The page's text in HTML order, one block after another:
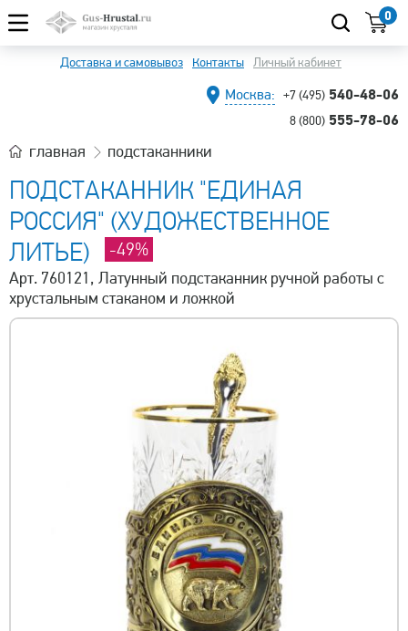
0
Доставка и самовывоз Контакты Личный кабинет
Москва: +7 (495) 540-48-06
8 (800) 555-78-06
главная подстаканники
ПОДСТАКАННИК "ЕДИНАЯ
РОССИЯ" (ХУДОЖЕСТВЕННОЕ
ЛИТЬЕ)
-49%
Арт. 760121, Латунный подстаканник ручной работы с
хрустальным стаканом и ложкой